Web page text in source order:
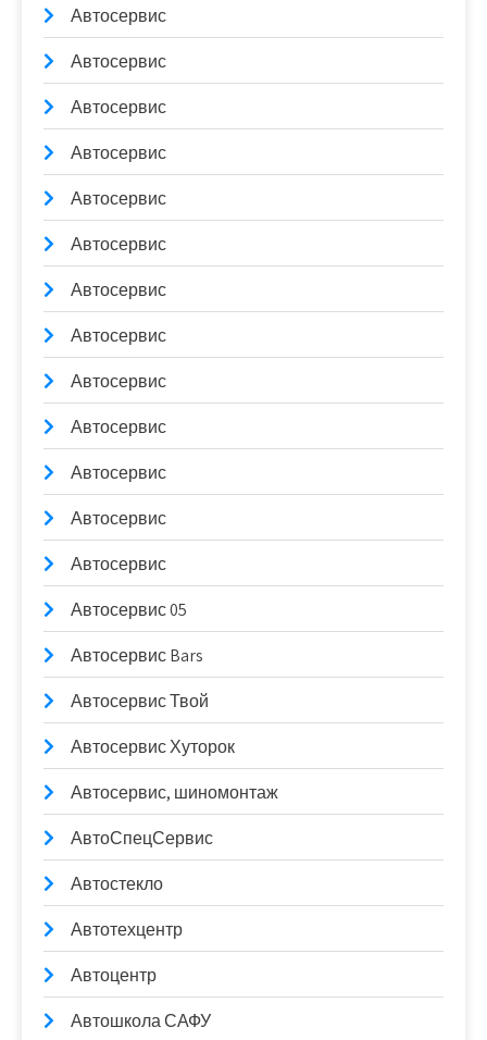
Автосервис
Автосервис
Автосервис
Автосервис
Автосервис
Автосервис
Автосервис
Автосервис
Автосервис
Автосервис
Автосервис
Автосервис
Автосервис
Автосервис 05
Автосервис Bars
Автосервис Твой
Автосервис Хуторок
Автосервис, шиномонтаж
АвтоСпецСервис
Автостекло
Автотехцентр
Автоцентр
Автошкола САФУ